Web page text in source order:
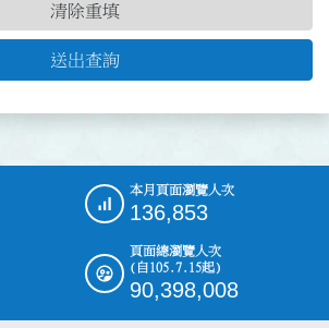
送出查詢
清除重填
本月頁面瀏覽人次
136,853
頁面總瀏覽人次
(自105.7.15起)
90,398,008